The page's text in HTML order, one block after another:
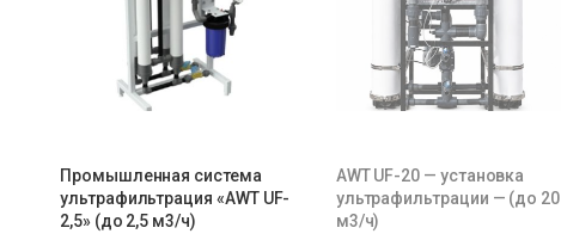
Промышленная система
ультрафильтрация «AWT UF-
2,5» (до 2,5 м3/ч)
AWT UF-20 — установка
ультрафильтрации — (до 20
м3/ч)